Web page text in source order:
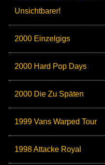
Unsichtbarer!
2000 Einzelgigs
2000 Hard Pop Days
2000 Die Zu Späten
1999 Vans Warped Tour
1998 Attacke Royal